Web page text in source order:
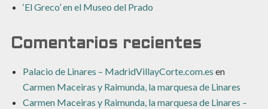
‘El Greco’ en el Museo del Prado
Comentarios recientes
Palacio de Linares – MadridVillayCorte.com.es en
Carmen Maceiras y Raimunda, la marquesa de Linares
Carmen Maceiras y Raimunda, la marquesa de Linares –